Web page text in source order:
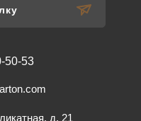
50-53
д. 21